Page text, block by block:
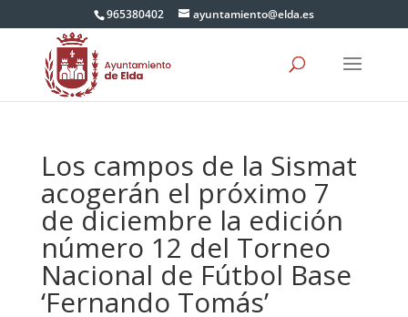
965380402 ayuntamiento@elda.es
Los campos de la Sismat
acogerán el próximo 7
de diciembre la edición
número 12 del Torneo
Nacional de Fútbol Base
‘Fernando Tomás’